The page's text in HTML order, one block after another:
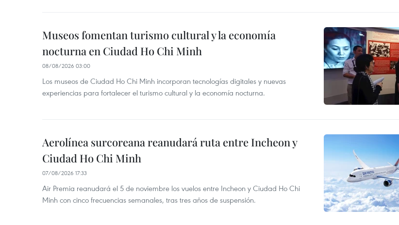
Museos fomentan turismo cultural y la economía
nocturna en Ciudad Ho Chi Minh
08/08/2026 03:00
Los museos de Ciudad Ho Chi Minh incorporan tecnologías digitales y nuevas
experiencias para fortalecer el turismo cultural y la economía nocturna.
Aerolínea surcoreana reanudará ruta entre Incheon y
Ciudad Ho Chi Minh
07/08/2026 17:33
Air Premia reanudará el 5 de noviembre los vuelos entre Incheon y Ciudad Ho Chi
Minh con cinco frecuencias semanales, tras tres años de suspensión.